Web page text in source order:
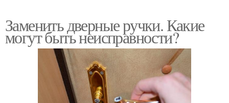
Заменить дверные ручки. Какие
могут быть неисправности?